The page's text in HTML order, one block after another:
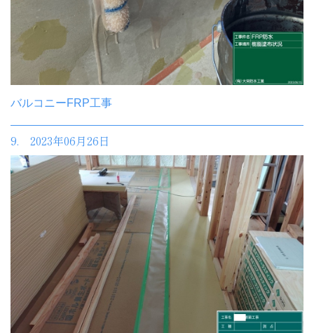
バルコニーFRP工事
9. 2023年06月26日